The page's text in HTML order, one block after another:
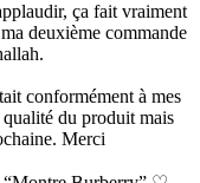
ça fait vraiment
deuxième commande
conformément à mes
du produit mais
Merci